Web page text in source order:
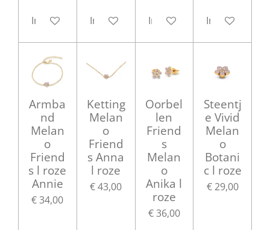
In winkelwagenIn winkelwagenIn winkelwagenIn
Armba
nd
Melan
o
Friend
s l roze
Annie
€ 34,00
Ketting
Melan
o
Friend
s Anna
l roze
€ 43,00
Oorbel
len
Friend
s
Melan
o
Anika l
roze
€ 36,00
Steentj
e Vivid
Melan
o
Botani
c l roze
€ 29,00